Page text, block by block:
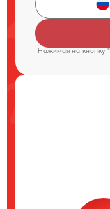
Нажимая на кнопку